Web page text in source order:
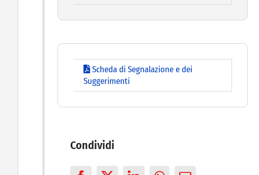
Scheda di Segnalazione e dei
Suggerimenti
Condividi